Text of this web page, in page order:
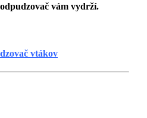
vám vydrží.
vtákov